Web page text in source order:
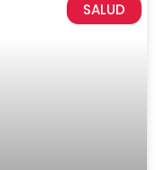
SALUD